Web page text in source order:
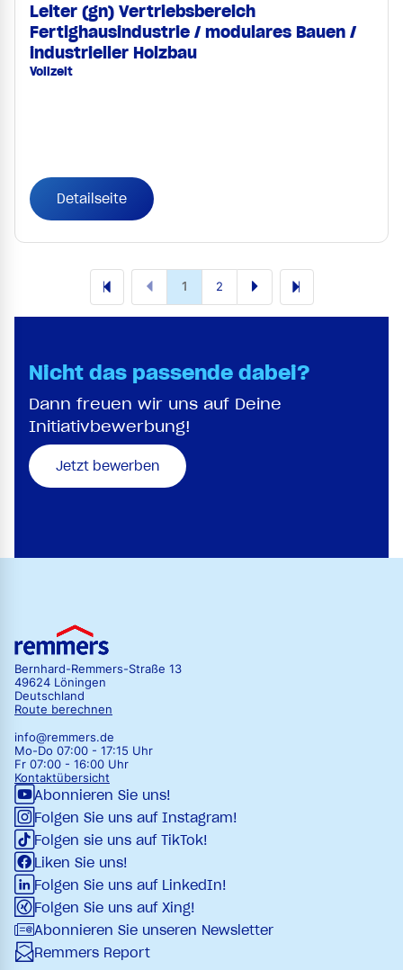
Leiter (gn) Vertriebsbereich
Fertighausindustrie / modulares Bauen /
industrieller Holzbau
Vollzeit
Detailseite
1 2
Nicht das passende dabei?
Dann freuen wir uns auf Deine
Initiativbewerbung!
Jetzt bewerben
Bernhard-Remmers-Straße 13
49624 Löningen
Deutschland
Route berechnen
info@remmers.de
Mo-Do 07:00 - 17:15 Uhr
Fr 07:00 - 16:00 Uhr
Kontaktübersicht
Abonnieren Sie uns!
Folgen Sie uns auf Instagram!
Folgen sie uns auf TikTok!
Liken Sie uns!
Folgen Sie uns auf LinkedIn!
Folgen Sie uns auf Xing!
Abonnieren Sie unseren Newsletter
Remmers Report